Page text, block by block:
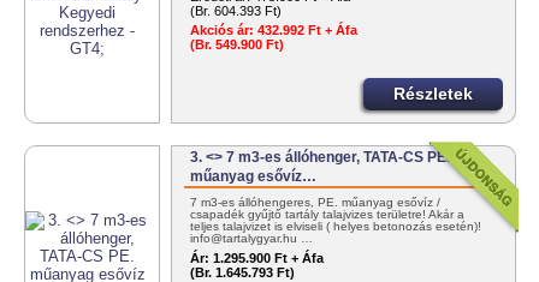
(Br. 604.393 Ft)
Akciós ár: 432.992 Ft + Áfa
(Br. 549.900 Ft)
Részletek
3. <> 7 m3-es állóhenger, TATA-CS PE.
műanyag esővíz…
7 m3-es állóhengeres, PE. műanyag esővíz /
csapadék gyűjtő tartály talajvizes területre! Akár a
teljes talajvizet is elviseli ( helyes betonozás esetén)!
info@tartalygyar.hu …
Ár: 1.295.900 Ft + Áfa
(Br. 1.645.793 Ft)